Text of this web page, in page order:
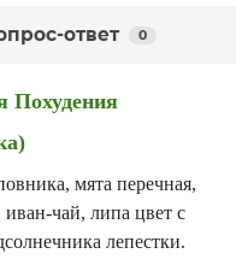
ответ 0
Похудения
мята перечная,
чай, липа цвет с
лепестки.